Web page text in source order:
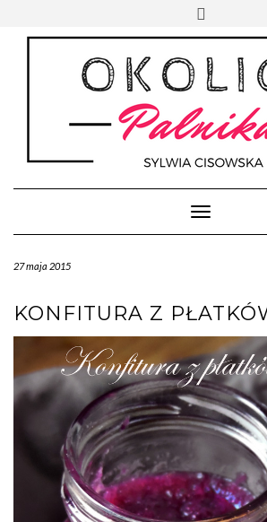
content
Toggle
27 maja 2015
KONFITURA Z